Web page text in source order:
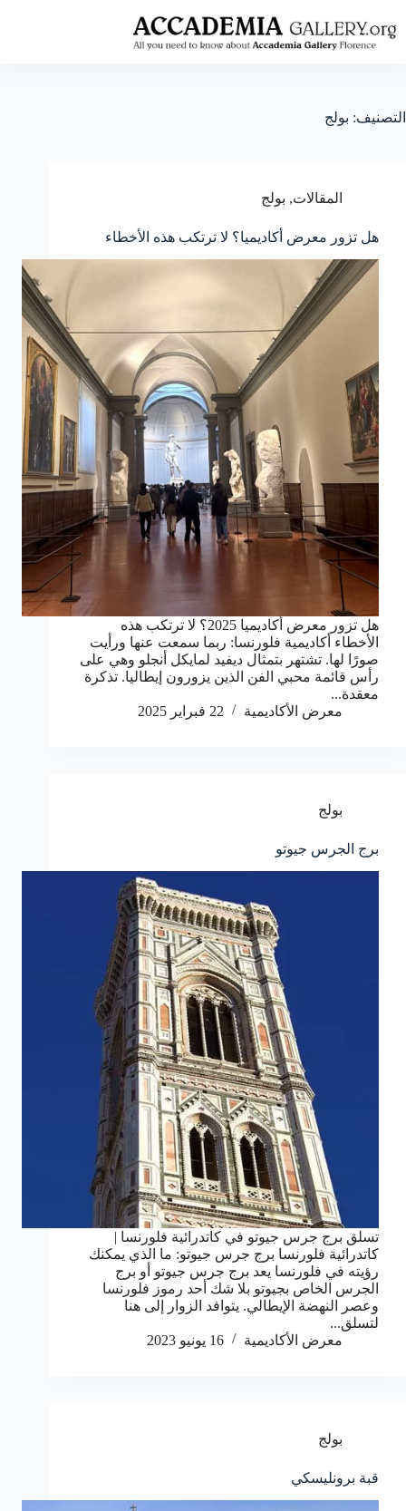
إلى
المحتوى
التصنيف: بولج
المقالات, بولج
هل تزور معرض أكاديميا؟ لا ترتكب هذه الأخطاء
هل تزور معرض أكاديميا 2025؟ لا ترتكب هذه
الأخطاء أكاديمية فلورنسا: ربما سمعت عنها ورأيت
صورًا لها. تشتهر بتمثال ديفيد لمايكل أنجلو وهي على
رأس قائمة محبي الفن الذين يزورون إيطاليا. تذكرة
معقدة...
معرض الأكاديمية
22 فبراير 2025
بولج
برج الجرس جيوتو
تسلق برج جرس جيوتو في كاتدرائية فلورنسا |
كاتدرائية فلورنسا برج جرس جيوتو: ما الذي يمكنك
رؤيته في فلورنسا يعد برج جرس جيوتو أو برج
الجرس الخاص بجيوتو بلا شك أحد رموز فلورنسا
وعصر النهضة الإيطالي. يتوافد الزوار إلى هنا
لتسلق...
معرض الأكاديمية
16 يونيو 2023
بولج
قبة برونليسكي